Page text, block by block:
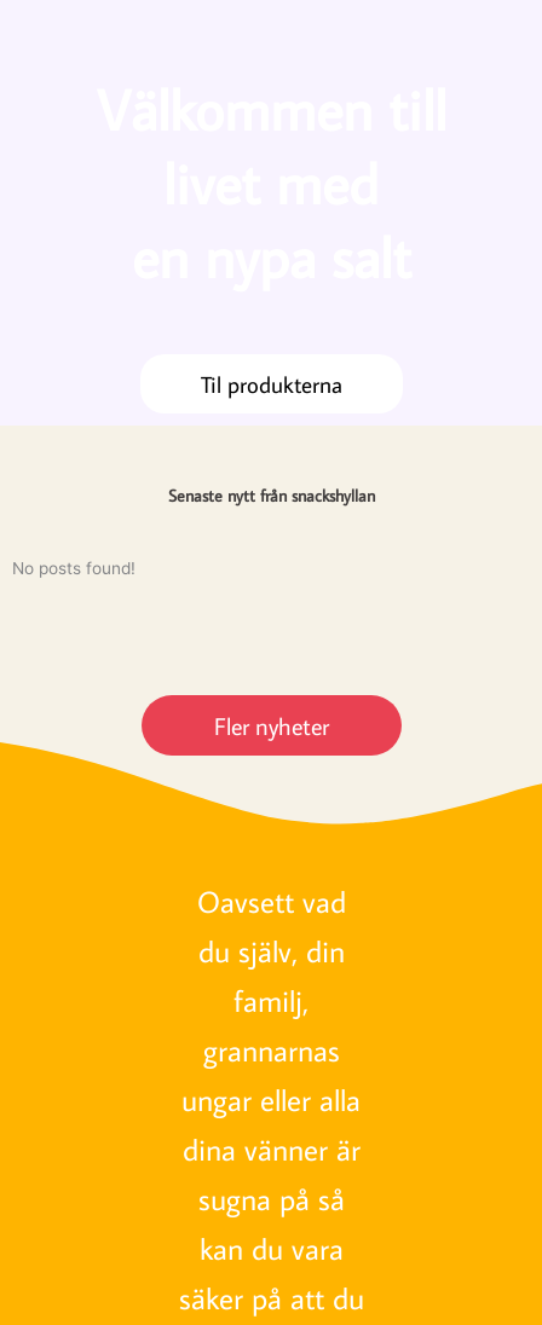
Til produkterna
Senaste nytt från snackshyllan
No posts found!
Fler nyheter
Oavsett vad
du själv, din
familj,
grannarnas
ungar eller alla
dina vänner är
sugna på så
kan du vara
säker på att du